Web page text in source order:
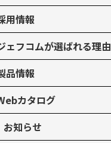
用情報
ェフコムが選ばれる理由
品情報
カタログ
お知らせ